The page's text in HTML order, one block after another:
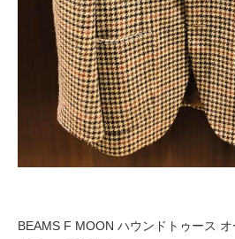
BEAMS F MOON ハウンドトゥース